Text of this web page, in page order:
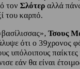
τον Σλότερ αλλά
του καρπό.
Τσους
ότι ο 39χρονος
υπόλοιπους
εάν θα είναι